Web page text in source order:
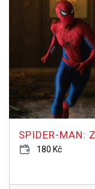
SPIDER-MAN:
180 Kč